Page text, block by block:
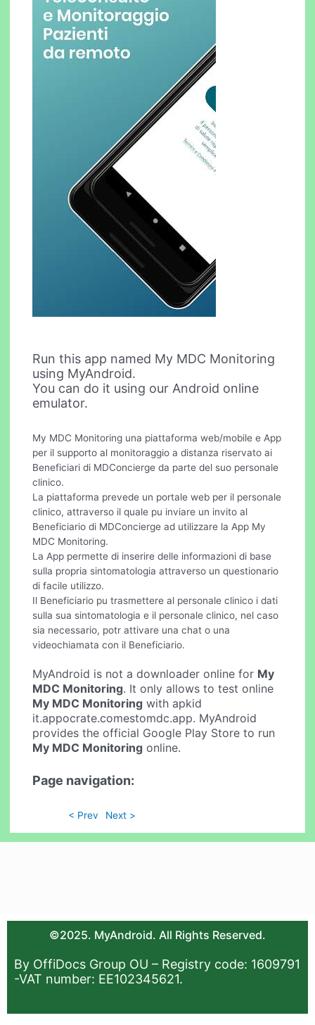
Run this app named My MDC Monitoring
using MyAndroid.
You can do it using our Android online
emulator.
My MDC Monitoring una piattaforma web/mobile e App
per il supporto al monitoraggio a distanza riservato ai
Beneficiari di MDConcierge da parte del suo personale
clinico.
La piattaforma prevede un portale web per il personale
clinico, attraverso il quale pu inviare un invito al
Beneficiario di MDConcierge ad utilizzare la App My
MDC Monitoring.
La App permette di inserire delle informazioni di base
sulla propria sintomatologia attraverso un questionario
di facile utilizzo.
Il Beneficiario pu trasmettere al personale clinico i dati
sulla sua sintomatologia e il personale clinico, nel caso
sia necessario, potr attivare una chat o una
videochiamata con il Beneficiario.
MyAndroid is not a downloader online for My
MDC Monitoring. It only allows to test online
My MDC Monitoring with apkid
it.appocrate.comestomdc.app. MyAndroid
provides the official Google Play Store to run
My MDC Monitoring online.
Page navigation:
< Prev Next >
©2025. MyAndroid. All Rights Reserved.
By OffiDocs Group OU – Registry code: 1609791
-VAT number: EE102345621.